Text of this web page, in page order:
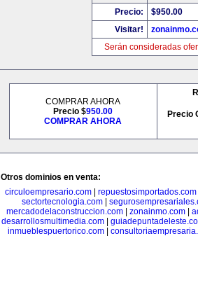
Precio:
$950.00
Visitar!
Serán consideradas
COMPRAR AHORA
Precio $950.00
COMPRAR AHORA
Precio
Otros dominios en venta:
circuloempresario.com| repuestosimportados.com
sectortecnologia.com
mercadodelaconstruccion.com
zonainmo.com
desarrollosmultimedia.com
inmueblespuertorico.com